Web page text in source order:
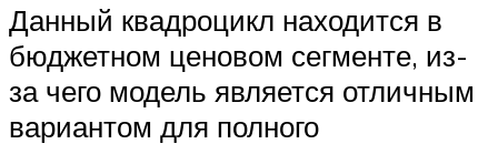
Данный квадроцикл находится в
бюджетном ценовом сегменте, из-
за чего модель является отличным
вариантом для полного